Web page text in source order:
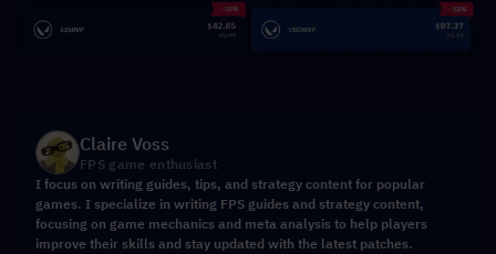
Claire Voss
FPS game enthusiast
I focus on writing guides, tips, and strategy content for popular
games. I specialize in writing FPS guides and strategy content,
focusing on game mechanics and meta analysis to help players
improve their skills and stay updated with the latest patches.